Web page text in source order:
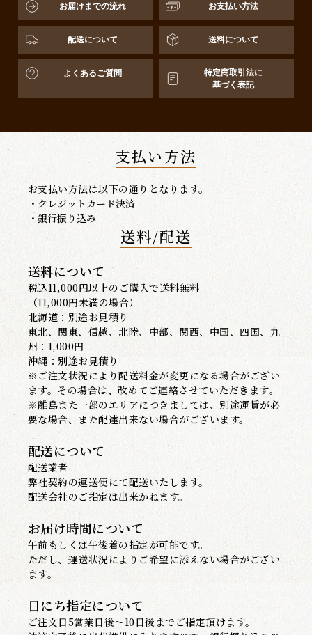
お届けまでの流れ お支払い方法
配送について 送料について
よくあるご質問
特定商取引法に
基づく表記
支払い方法
お支払い方法は以下の通りとなります。
・クレジットカード決済
・銀行振り込み
送料/配送
送料について
税込11,000円以上のご購入で送料無料
（11,000円未満の場合）
北海道：別途お見積り
東北、関東、信越、北陸、中部、関西、中国、四国、九
州：1,000円
沖縄：別途お見積り
※ご注文状況により配送料金が変更になる場合がござい
ます。その場合は、改めてご連絡させていただきます。
※離島また一部のエリアにつきましては、別途運賃が必
要な場合、また配達出来ない場合がございます。
配送について
配送業者
弊社契約の運送便にて配送いたします。
配送会社のご指定は出来かねます。
お届け時間について
午前もしくは午後着の指定が可能です。
ただし、運送状況によりご希望に添えない場合がござい
ます。
日にち指定について
ご注文日5営業日後～10日後までご指定頂けます。